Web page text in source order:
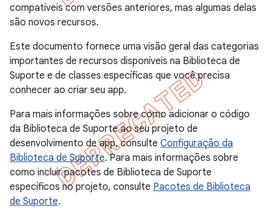
compatíveis com versões anteriores, mas algumas delas
são novos recursos.
Este documento fornece uma visão geral das categorias
importantes de recursos disponíveis na Biblioteca de
Suporte e de classes específicas que você precisa
conhecer ao criar seu app.
Para mais informações sobre como adicionar o código
da Biblioteca de Suporte ao seu projeto de
desenvolvimento de app, consulte Configuração da
Biblioteca de Suporte. Para mais informações sobre
como incluir pacotes de Biblioteca de Suporte
específicos no projeto, consulte Pacotes de Biblioteca
de Suporte.